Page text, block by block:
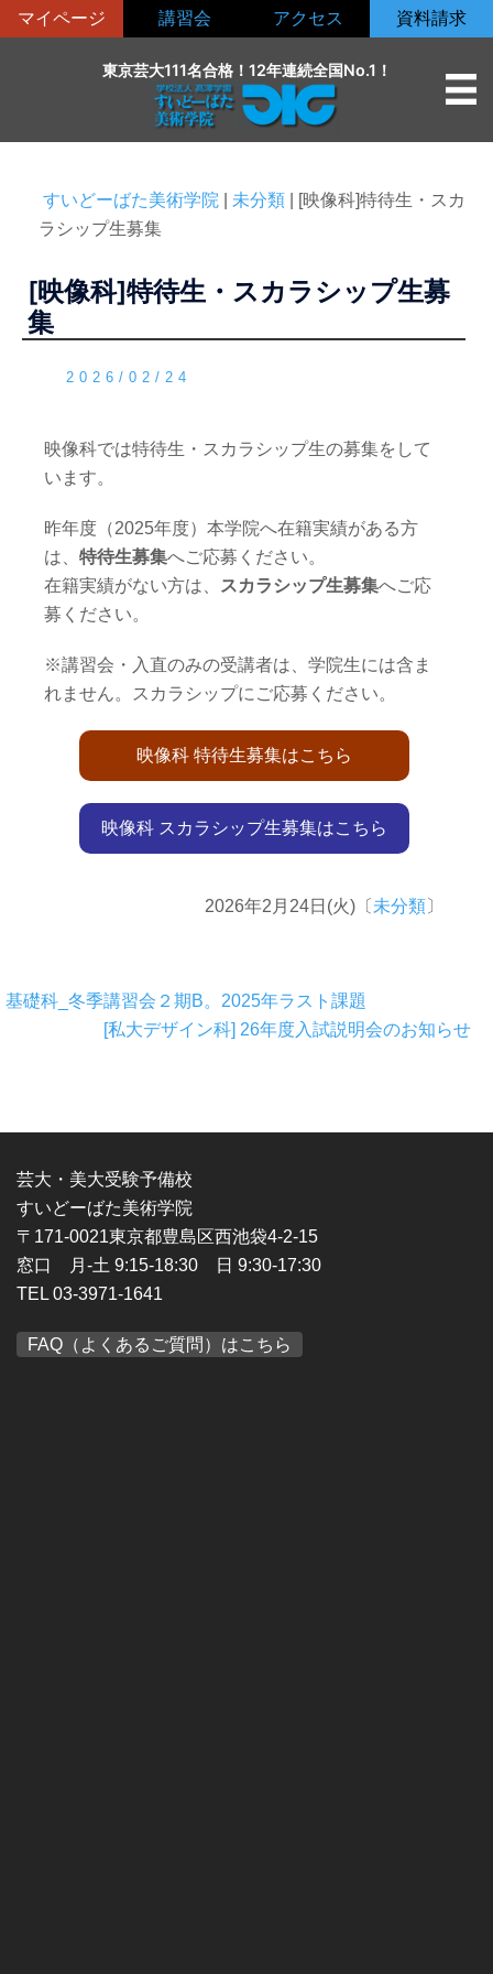
ン
マイページ 講習会 アクセス 資料請求
東京芸大111名合格！12年連続全国No.1！
すいどーばた美術学院 未分類
[映像科]特待生・スカ
ラシップ生募集
[映像科]特待生・スカラシップ生募
集
2026/02/24
映像科では特待生・スカラシップ生の募集をして
います。
昨年度（2025年度）本学院へ在籍実績がある方
は、 特待生募集へご応募ください。
在籍実績がない方は、
スカラシップ生募集へご応
募ください。
※講習会・入直のみの受講者は、学院生には含ま
れません。スカラシップにご応募ください。
映像科 特待生募集はこちら
映像科 スカラシップ生募集はこちら
2026年2月24日(火)〔 未分類〕
基礎科_冬季講習会２期B。2025年ラスト課題
[私大デザイン科] 26年度入試説明会のお知らせ
芸大・美大受験予備校
すいどーばた美術学院
〒171-0021東京都豊島区西池袋4-2-15
窓口 月-土 9:15-18:30 日 9:30-17:30
TEL 03-3971-1641
FAQ（よくあるご質問）はこちら